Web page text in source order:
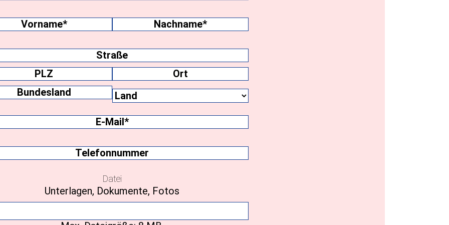
(erforderlich)
Ort
E-
Telefonnummer
Datei
Unterlagen, Dokumente, Fotos